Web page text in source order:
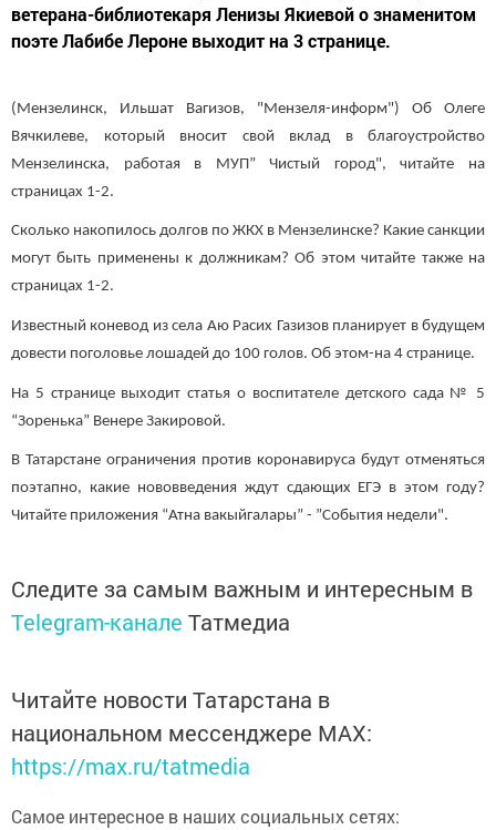
ветерана-библиотекаря Ленизы Якиевой о знаменитом
поэте Лабибе Лероне выходит на 3 странице.
(Мензелинск, Ильшат Вагизов, "Мензеля-информ") Об Олеге
Вячкилеве, который вносит свой вклад в благоустройство
Мензелинска, работая в МУП” Чистый город", читайте на
страницах 1-2.
Сколько накопилось долгов по ЖКХ в Мензелинске? Какие санкции
могут быть применены к должникам? Об этом читайте также на
страницах 1-2.
Известный коневод из села Аю Расих Газизов планирует в будущем
довести поголовье лошадей до 100 голов. Об этом-на 4 странице.
На 5 странице выходит статья о воспитателе детского сада № 5
“Зоренька” Венере Закировой.
В Татарстане ограничения против коронавируса будут отменяться
поэтапно, какие нововведения ждут сдающих ЕГЭ в этом году?
Читайте приложения “Атна вакыйгалары” - ”События недели".
Следите за самым важным и интересным в
Telegram-канале Татмедиа
Читайте новости Татарстана в
национальном мессенджере MАХ:
https://max.ru/tatmedia
Самое интересное в наших социальных сетях: